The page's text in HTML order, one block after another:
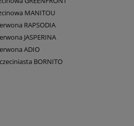
MANITOU
RAPSODIA
JASPERINA
ADIO
BORNITO